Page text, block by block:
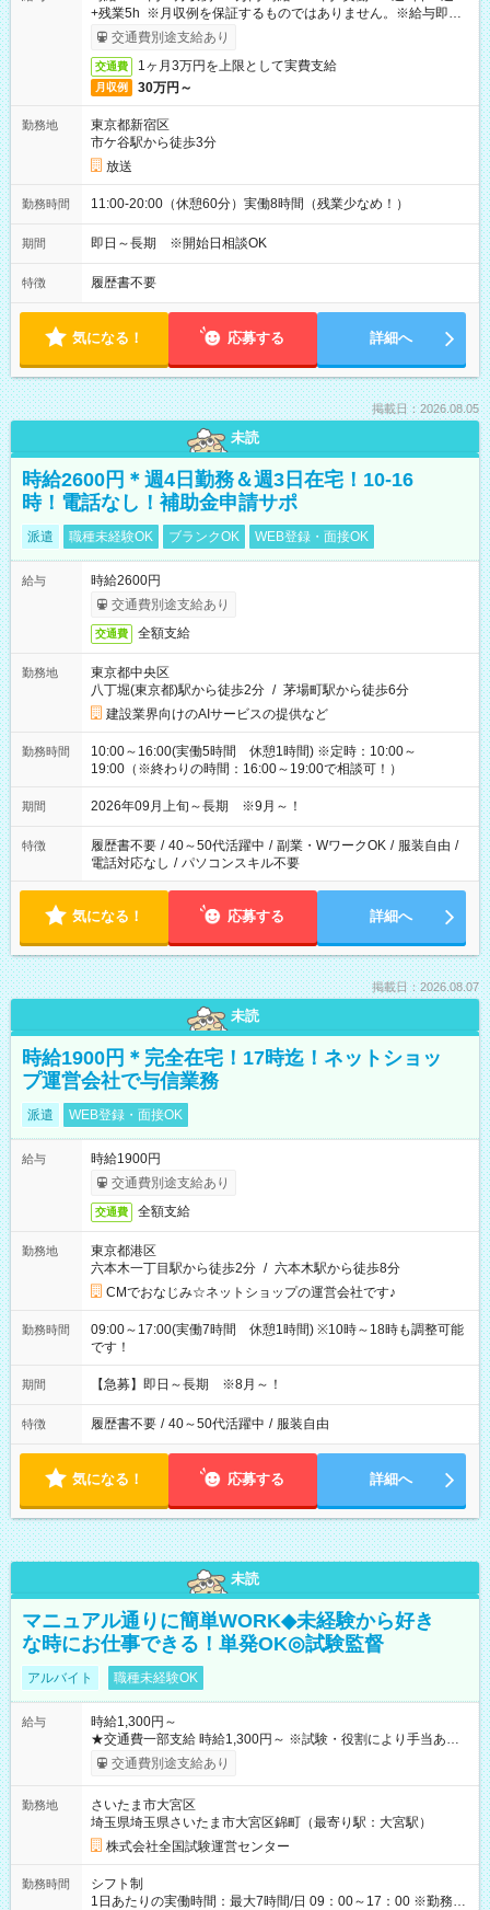
+残業5h ※月収例を保証するものではありません。※給与即受
取りサービス利用可（利用条件有）
交通費別途支給あり
交通費 1ヶ月3万円を上限として実費支給
月収例 30万円～
勤務地
東京都新宿区
市ケ谷駅から徒歩3分
放送
勤務時間 11:00-20:00（休憩60分）実働8時間（残業少なめ！）
期間 即日～長期 ※開始日相談OK
特徴 履歴書不要
気になる！ 応募する 詳細へ
掲載日：2026.08.05
未読
時給2600円＊週4日勤務＆週3日在宅！10-16
時！電話なし！補助金申請サポ
派遣 職種未経験OK ブランクOK WEB登録・面接OK
給与
時給2600円
交通費別途支給あり
交通費 全額支給
勤務地
東京都中央区
八丁堀(東京都)駅から徒歩2分 / 茅場町駅から徒歩6分
建設業界向けのAIサービスの提供など
勤務時間
10:00～16:00(実働5時間 休憩1時間) ※定時：10:00～
19:00（※終わりの時間：16:00～19:00で相談可！）
期間 2026年09月上旬～長期 ※9月～！
特徴 履歴書不要 / 40～50代活躍中 / 副業・WワークOK / 服装自由 /
電話対応なし / パソコンスキル不要
気になる！ 応募する 詳細へ
掲載日：2026.08.07
未読
時給1900円＊完全在宅！17時迄！ネットショッ
プ運営会社で与信業務
派遣 WEB登録・面接OK
給与
時給1900円
交通費別途支給あり
交通費 全額支給
勤務地
東京都港区
六本木一丁目駅から徒歩2分 / 六本木駅から徒歩8分
CMでおなじみ☆ネットショップの運営会社です♪
勤務時間
09:00～17:00(実働7時間 休憩1時間) ※10時～18時も調整可能
です！
期間 【急募】即日～長期 ※8月～！
特徴 履歴書不要 / 40～50代活躍中 / 服装自由
気になる！ 応募する 詳細へ
未読
マニュアル通りに簡単WORK◆未経験から好き
な時にお仕事できる！単発OK◎試験監督
アルバイト 職種未経験OK
給与
時給1,300円～
★交通費一部支給 時給1,300円～ ※試験・役割により手当あり
※勤務回数により昇給あり 【即給（前払い）オプションあ
り！】 希望される場合、勤務から1週間ほどで給与の一部を受け
例】 ・河合塾模擬試験 8:30～17:30（休憩1時間） 時給1,300円
×8時間＝日収10,400円＋交通費 ※当日の役割により時給＋100
円の場合あり ・国家試験 7:00～13:30（休憩なし） 時給1,300
円（役割手当＋100円）×6時間＝日収8,400円＋交通費 【試用期
間】試用期間なし
交通費別途支給あり
勤務地
さいたま市大宮区
埼玉県埼玉県さいたま市大宮区錦町（最寄り駅：大宮駅）
株式会社全国試験運営センター
勤務時間
シフト制
1日あたりの実働時間：最大7時間/日 09：00～17：00 ※勤務時